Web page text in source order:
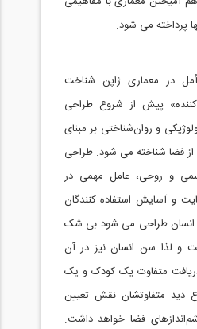
پرداخته می شود.
در معماری ژاپن شناخت
پیش از شروع طراحی
و روان‌شناختی بر مبنای
از فضا شناخته می شود. طراحی
و روحی، عامل مهمی در
و آسایش استفاده کنندگان
انسان طراحی می شود بی شک
و لذا سن انسان نيز در آن
دريافت متفاوت يک کودک و یک
ديد متفاوتشان نقش تعيين
فضا خواهد داشت.